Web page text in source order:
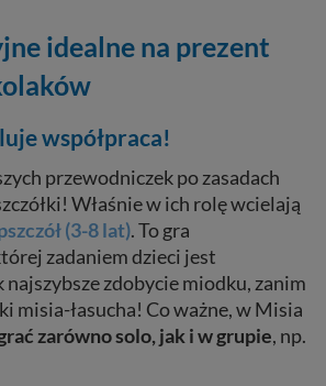
idealne na prezent
współpraca!
przewodniczek po zasadach
Właśnie w ich rolę wcielają
(3-8 lat). To gra
zadaniem dzieci jest
najszybsze zdobycie miodku, zanim
misia-łasucha! Co ważne, w Misia
zarówno solo, jak i w grupie, np.